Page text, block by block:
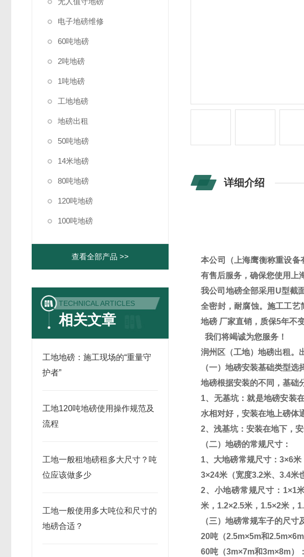
电子地磅维修
60吨地磅
2吨地磅
1吨地磅
工地地磅
地磅出租
50吨地磅
14米地磅
80吨地磅
120吨地磅
100吨地磅
查看全部产品 >>
TECHNICAL ARTICLES
相关文章
工地地磅：施工现场的“重量守
护者”
工地120吨地磅使用操作规范及
流程
工地一般租地磅租多大尺寸？吨
位应该做多少
工地一般使用多大吨位和尺寸的
地磅合适？
详细介绍
本公司（上海鹰衡称重设备
有售后服务，确保您使用上
我公司地磅全部采用 U型截
全密封，耐腐蚀。施工工艺
地磅 厂家直销，质保5年不
我们将竭诚为您服务！
润州区（工地）地磅出租。
（一）地磅安装基础类型选
地磅根据安装的不同，基础
1、无基坑：就是地磅安装
水相对好，安装在地上磅体
2、浅基坑：安装在地下，
（二）地磅的常规尺寸：
1、大地磅常规尺寸：3×6米
3×24米（宽度3.2米、3.4米
2、小地磅常规尺寸： 1×1
米， 1.2×2.5米， 1.5×2米，
（三）地磅常规车子的尺寸
20吨（2.5m×5m和2.5m×6m
60吨（3m×7m和3m×8m）